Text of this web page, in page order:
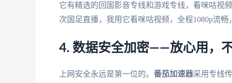
它有精选的回国影音专线和游戏专线，看咪咕视
次国足直播，我用它看咪咕视频，全程1080p流畅
4. 数据安全加密——放心用，
上网安全永远是第一位的。 番茄加速器采用专线